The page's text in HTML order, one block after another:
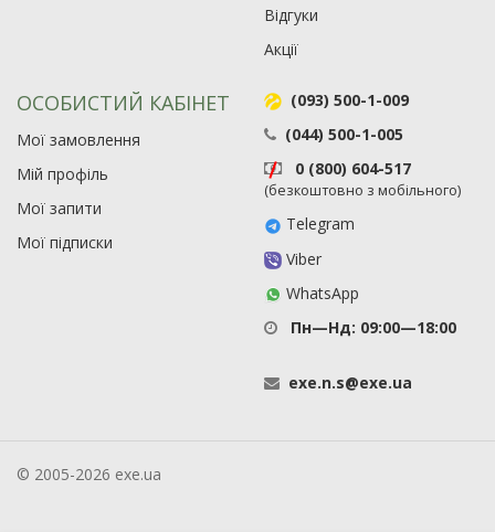
Відгуки
Акції
ОСОБИСТИЙ КАБІНЕТ
Мої замовлення
Мій профіль
Мої запити
Мої підписки
(093) 500-1-009
(044) 500-1-005
0 (800) 604-517
(безкоштовно з мобільного)
Telegram
Viber
WhatsApp
Пн—Нд: 09:00—18:00
exe.n.s@exe.ua
© 2005-2026 exe.ua